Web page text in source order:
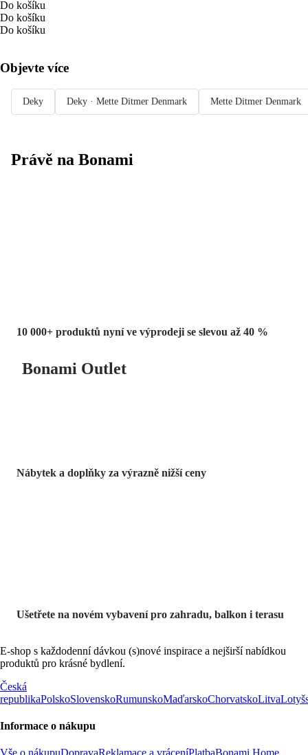
Do košíku
Do košíku
Do košíku
Objevte více
Deky Deky · Mette Ditmer Denmark Mette Ditmer Denmark
Právě na Bonami
10 000+ produktů nyní ve výprodeji se slevou až 40 %
Bonami Outlet
Nábytek a doplňky za výrazně nižší ceny
Ušetřete na novém vybavení pro zahradu, balkon i terasu
E-shop s každodenní dávkou (s)nové inspirace a nejširší nabídkou
produktů pro krásné bydlení.
Česká
republikaPolskoSlovenskoRumunskoMaďarskoChorvatskoLitva
Informace o nákupu